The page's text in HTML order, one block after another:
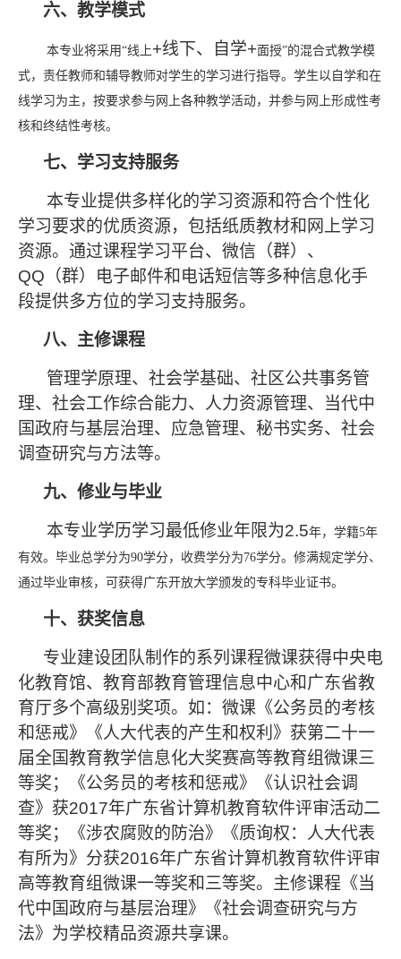
六、教学模式
本专业将采用“线上+线下、自学+面授”的混合式教学模
式，责任教师和辅导教师对学生的学习进行指导。学生以自学和在
线学习为主，按要求参与网上各种教学活动，并参与网上形成性考
核和终结性考核。
七、学习支持服务
本专业提供多样化的学习资源和符合个性化
学习要求的优质资源，包括纸质教材和网上学习
资源。通过课程学习平台、微信（群）、
QQ （群）电子邮件和电话短信等多种信息化手
段提供多方位的学习支持服务。
八、主修课程
管理学原理、社会学基础、社区公共事务管
理、社会工作综合能力、人力资源管理、当代中
国政府与基层治理、应急管理、秘书实务、社会
调查研究与方法等。
九、修业与毕业
本专业学历学习最低修业年限为2.5年，学籍5年
有效。毕业总学分为90学分，收费学分为76学分。修满规定学分、
通过毕业审核，可获得广东开放大学颁发的专科毕业证书。
十、获奖信息
专业建设团队制作的系列课程微课获得中央电
化教育馆、教育部教育管理信息中心和广东省教
育厅多个高级别奖项。如：微课《公务员的考核
和惩戒》《人大代表的产生和权利》获第二十一
届全国教育教学信息化大奖赛高等教育组微课三
等奖；《公务员的考核和惩戒》《认识社会调
查》获2017年广东省计算机教育软件评审活动二
等奖；《涉农腐败的防治》《质询权：人大代表
有所为》分获2016年广东省计算机教育软件评审
高等教育组微课一等奖和三等奖。主修课程《当
代中国政府与基层治理》《社会调查研究与方
法》为学校精品资源共享课。